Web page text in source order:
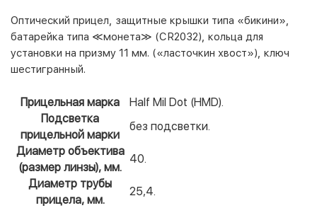
Оптический прицел, защитные крышки типа «бикини»,
батарейка типа ≪монета≫ (CR2032), кольца для
установки на призму 11 мм. («ласточкин хвост»), ключ
шестигранный.
Прицельная марка
Half Mil Dot (НМD).
Подсветка
прицельной марки
без подсветки.
Диаметр объектива
(размер линзы), мм.
40.
Диаметр трубы
прицела, мм.
25,4.